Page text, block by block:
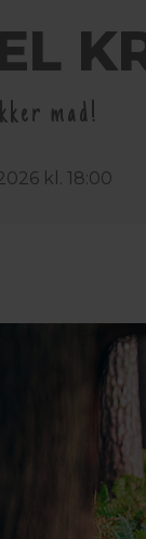
mad!
kl. 18:00